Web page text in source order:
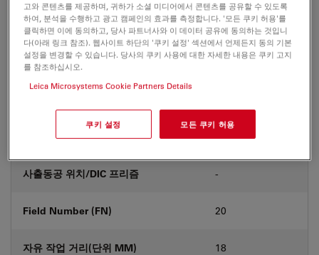
기술 사양
상품 번호 11506227
커버글라스 With & without
사출동공 위치/DIC 프리즘 -
Field Number (FN) 20
자유 작업 거리(단위 MM) 18
고와 콘텐츠를 제공하며, 귀하가 소셜 미디어에서 콘텐츠를 공유할 수 있도록
하여, 분석을 수행하고 광고 캠페인의 효과를 측정합니다. '모든 쿠키 허용'를
클릭하면 이에 동의하고, 당사 파트너사와 이 데이터 공유에 동의하는 것입니
다(아래 링크 참조). 웹사이트 하단의 '쿠키 설정' 섹션에서 언제든지 동의 기본
설정을 변경할 수 있습니다. 당사의 쿠키 사용에 대한 자세한 내용은 쿠키 고지
를 참조하십시오.
Leica Microsystems Cookie Partners Details
쿠키 설정 모든 쿠키 허용